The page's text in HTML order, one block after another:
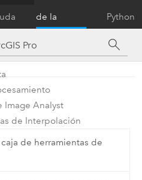
de la
herramienta
Python
Image Analyst
de Interpolación
de herramientas de